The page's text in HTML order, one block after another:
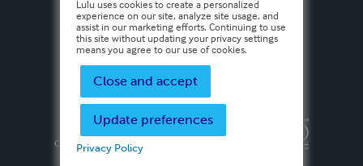
Privacy PolicyTerms & Conditions
Copyright ©
2026 Lulu Press, Inc. All rights reserved.
Lulu uses cookies to create a personalized
experience on our site, analyze site usage, and
assist in our marketing efforts. Continuing to use
this site without updating your privacy settings
means you agree to our use of cookies.
Close and accept
Update preferences
Privacy Policy